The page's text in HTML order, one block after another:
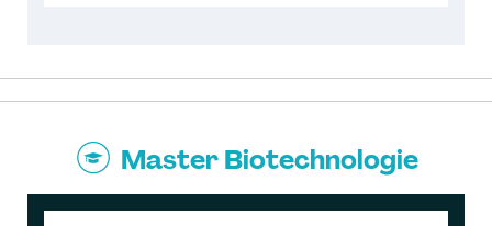
Master Biotechnologie